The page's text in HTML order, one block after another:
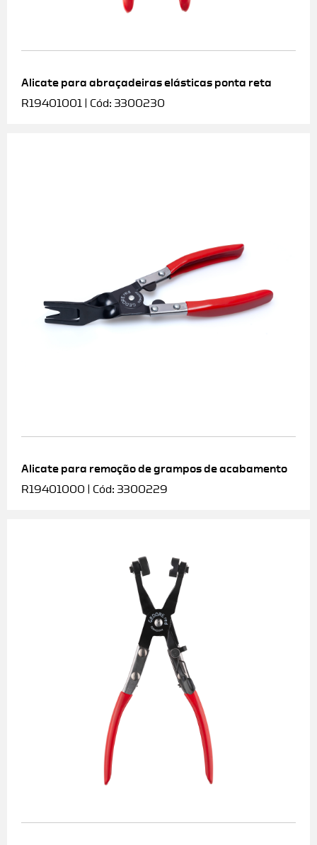
Alicate para abraçadeiras elásticas ponta reta
R19401001 | Cód: 3300230
Alicate para remoção de grampos de acabamento
R19401000 | Cód: 3300229